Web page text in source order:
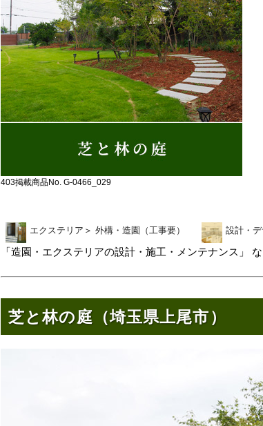
403掲載商品No. G-0466_029
エクステリア ＞ 外構・造園（工事要） 設計・
「造園・エクステリアの設計・施工・メンテナンス」
芝と林の庭（埼玉県上尾市）